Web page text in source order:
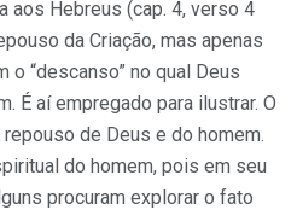
aos Hebreus (cap. 4, verso 4
da Criação, mas apenas
o “descanso” no qual Deus
É aí empregado para ilustrar. O
de Deus e do homem.
do homem, pois em seu
procuram explorar o fato